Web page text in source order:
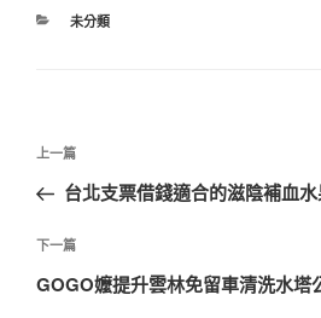
分
未分類
文
導
覽
上
一
文
章
上一篇
台北支票借錢適合的滋陰補血
下
一
下一篇
GOGO嬤提升雲林免留車清洗水塔